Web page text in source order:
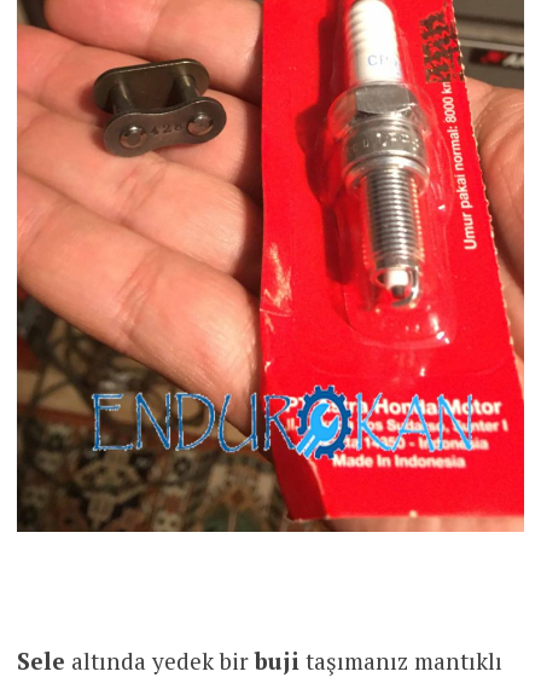
Sele altında yedek birbuji taşımanız mantıklı